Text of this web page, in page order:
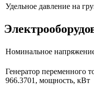
Удельное давление на
Номинальное
Генератор переменного
966.3701, мощность, кВт